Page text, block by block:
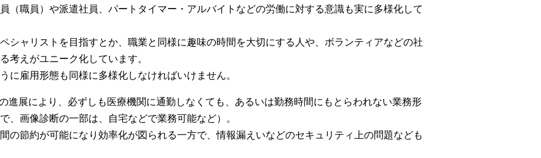
（職員）や派遣社員、パートタイマー・アルバイトなどの労働に対する意識も実に多様化して
シャリストを目指すとか、職業と同様に趣味の時間を大切にする人や、ボランティアなどの社
考えがユニーク化しています。
に雇用形態も同様に多様化しなければいけません。
進展により、必ずしも医療機関に通勤しなくても、あるいは勤務時間にもとらわれない業務形
、画像診断の一部は、自宅などで業務可能など）。
の節約が可能になり効率化が図られる一方で、情報漏えいなどのセキュリティ上の問題なども